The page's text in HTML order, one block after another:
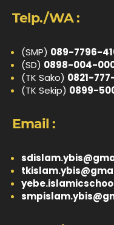
Telp./WA :
(SMP) 089-7796-
(SD) 0898-004-
(TK Sako) 0821-
(TK Sekip) 0899-
Email :